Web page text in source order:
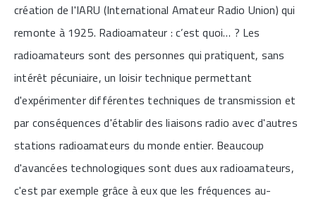
création de l'IARU (International Amateur Radio Union) qui
remonte à 1925. Radioamateur : c’est quoi… ? Les
radioamateurs sont des personnes qui pratiquent, sans
intérêt pécuniaire, un loisir technique permettant
d'expérimenter différentes techniques de transmission et
par conséquences d'établir des liaisons radio avec d'autres
stations radioamateurs du monde entier. Beaucoup
d'avancées technologiques sont dues aux radioamateurs,
c'est par exemple grâce à eux que les fréquences au-